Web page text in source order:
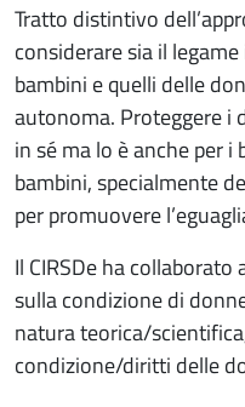
Tratto distintivo
considerare sia il
bambini e quelli delle
autonoma. Proteggere i
in sé ma lo è anche per
bambini, specialmente
per promuovere
Il CIRSDe ha
sulla condizione di
natura teorica/
condizione/diritti delle